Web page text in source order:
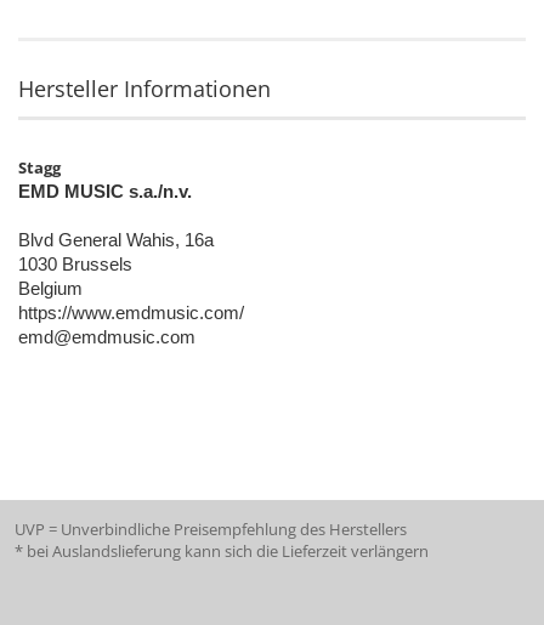
Hersteller Informationen
Stagg
EMD MUSIC s.a./n.v.
Blvd General Wahis, 16a
1030 Brussels
Belgium
https://www.emdmusic.com/
emd@emdmusic.com
UVP = Unverbindliche Preisempfehlung des Herstellers
* bei Auslandslieferung kann sich die Lieferzeit verlängern